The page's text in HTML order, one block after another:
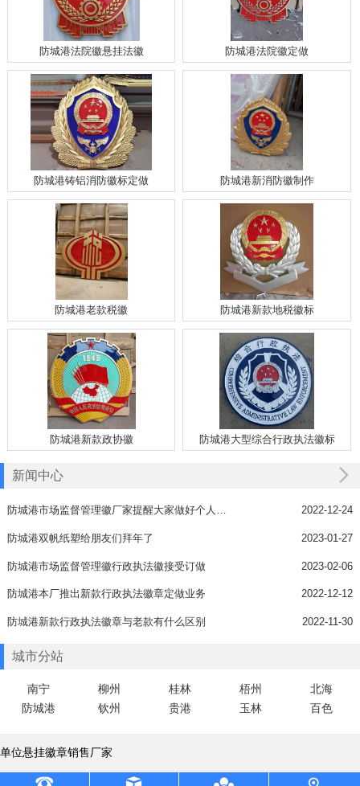
防城港法院徽悬挂法徽 防城港法院徽定做
防城港铸铝消防徽标定做 防城港新消防徽制作
防城港老款税徽 防城港新款地税徽标
防城港新款政协徽 防城港大型综合行政执法徽标
新闻中心
防城港市场监督管理徽厂家提醒大家做好个人防护 2022-12-24
防城港双帆纸塑给朋友们拜年了 2023-01-27
防城港市场监督管理徽行政执法徽接受订做 2023-02-06
防城港本厂推出新款行政执法徽章定做业务 2022-12-12
防城港新款行政执法徽章与老款有什么区别 2022-11-30
城市分站
南宁 柳州 桂林 梧州
北海
防城港
钦州 贵港 玉林 百色
单位悬挂徽章销售厂家